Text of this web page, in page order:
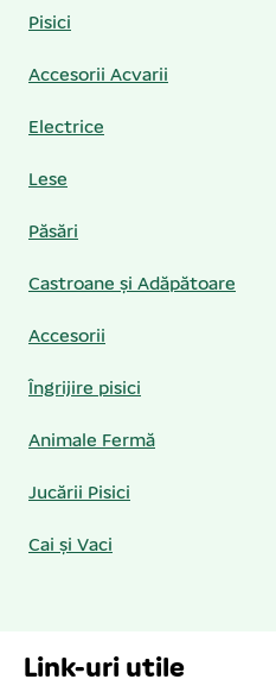
Pisici
Accesorii Acvarii
Electrice
Lese
Păsări
Castroane și Adăpătoare
Accesorii
Îngrijire pisici
Animale Fermă
Jucării Pisici
Cai și Vaci
Link-uri utile